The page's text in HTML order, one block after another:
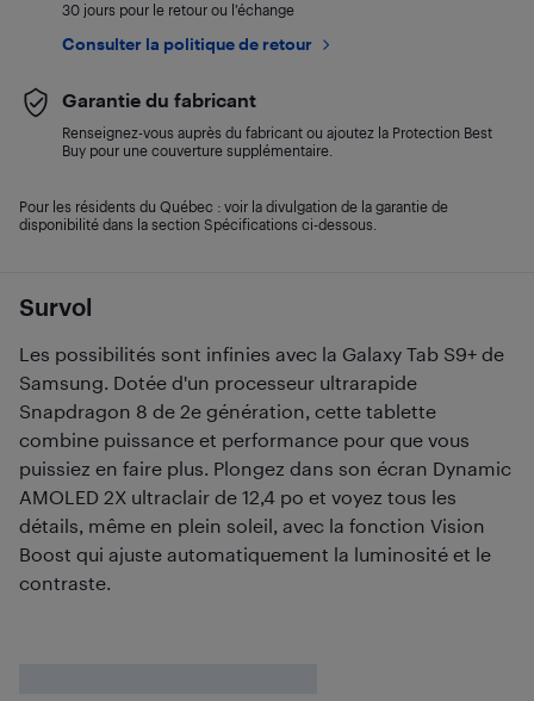
Survol
Les possibilités sont infinies avec la Galaxy Tab S9+ de
Samsung. Dotée d'un processeur ultrarapide
Snapdragon 8 de 2e génération, cette tablette
combine puissance et performance pour que vous
puissiez en faire plus. Plongez dans son écran Dynamic
AMOLED 2X ultraclair de 12,4 po et voyez tous les
détails, même en plein soleil, avec la fonction Vision
Boost qui ajuste automatiquement la luminosité et le
contraste.
30 jours pour le retour ou l’échange
Consulter la politique de retour
Garantie du fabricant
Renseignez-vous auprès du fabricant ou ajoutez la Protection Best
Buy pour une couverture supplémentaire.
Pour les résidents du Québec : voir la divulgation de la garantie de
disponibilité dans la section Spécifications ci-dessous.